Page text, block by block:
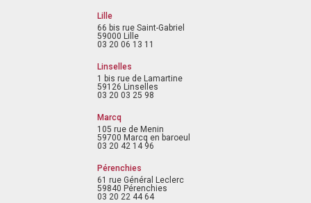
Lille
66 bis rue Saint-Gabriel
59000 Lille
03 20 06 13 11
Linselles
1 bis rue de Lamartine
59126 Linselles
03 20 03 25 98
Marcq
105 rue de Menin
59700 Marcq en baroeul
03 20 42 14 96
Pérenchies
61 rue Général Leclerc
59840 Pérenchies
03 20 22 44 64